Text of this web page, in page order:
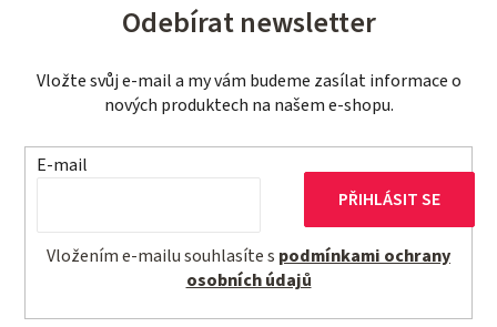
Odebírat newsletter
Vložte svůj e-mail a my vám budeme zasílat informace o
nových produktech na našem e-shopu.
E-mail
Vložením e-mailu souhlasíte s podmínkami ochrany
osobních údajů
PŘIHLÁSIT SE